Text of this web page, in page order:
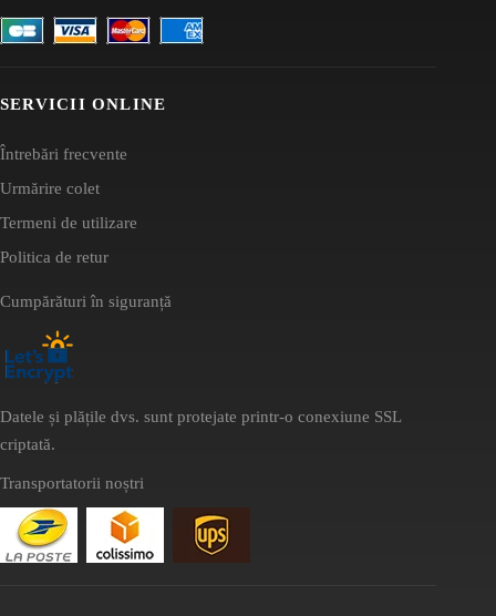
SERVICII ONLINE
Întrebări frecvente
Urmărire colet
Termeni de utilizare
Politica de retur
Cumpărături în siguranță
Datele și plățile dvs. sunt protejate printr-o conexiune SSL
criptată.
Transportatorii noștri